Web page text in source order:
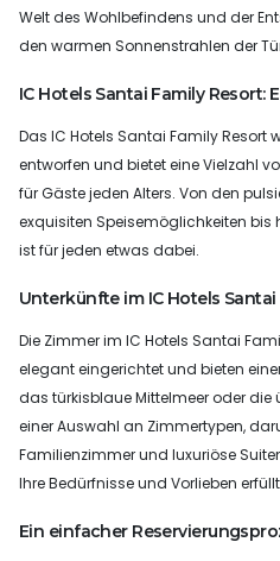
Welt des Wohlbefindens und der
den warmen Sonnenstrahlen der
IC Hotels Santai Family Resort:
Das IC Hotels Santai Family Resort
entworfen und bietet eine Vielzahl
für Gäste jeden Alters. Von den
exquisiten Speisemöglichkeiten bis
ist für jeden etwas dabei.
Unterkünfte im IC Hotels Santai
Die Zimmer im IC Hotels Santai
elegant eingerichtet und bieten
das türkisblaue Mittelmeer oder
einer Auswahl an Zimmertypen,
Familienzimmer und luxuriöse
Ihre Bedürfnisse und Vorlieben
Ein einfacher